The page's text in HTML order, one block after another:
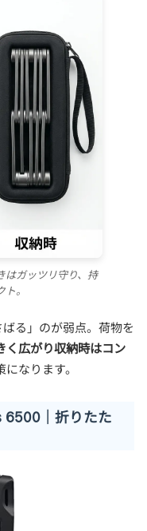
はガッツリ守り、持
。
る」のが弱点。荷物を
く広がり収納時はコン
なります。
6500｜折りたた